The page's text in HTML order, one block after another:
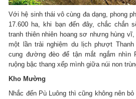
Với hệ sinh thái vô cùng đa dạng, phong
17.600 ha, khi bạn đến đây, chắc chắn
tranh thiên nhiên hoang sơ nhưng hùng
một lần trải nghiệm du lịch phượt
cung đường đèo để tận mắt ngắm nhìn
ruộng bậc thang xếp mình giữa núi non
Kho Mường
Nhắc đến Pù Luông thì cũng không nên